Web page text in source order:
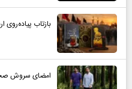
بازتاب پیاده‌روی
امضای سروش